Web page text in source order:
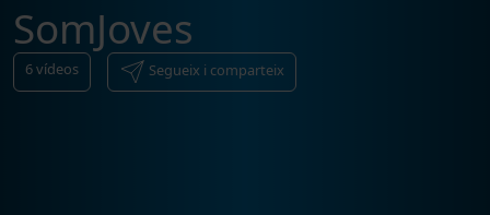
SomJoves
6vídeos Segueix i comparteix